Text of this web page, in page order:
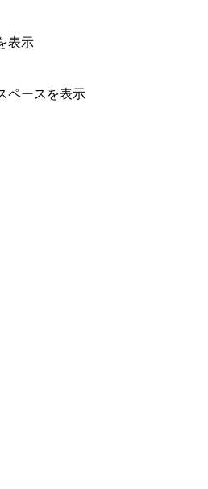
表示
ペースを表示